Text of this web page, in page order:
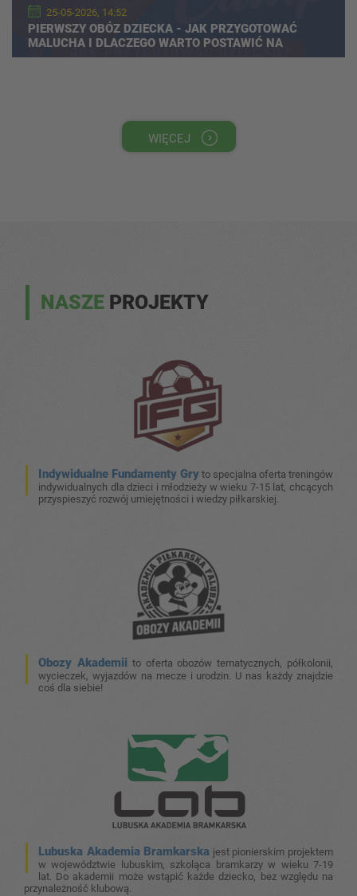
25-05-2026, 14:52
PIERWSZY OBÓZ DZIECKA - JAK PRZYGOTOWAĆ
MALUCHA I DLACZEGO WARTO POSTAWIĆ NA
WYJAZD SPORTOWY?
WIĘCEJ
NASZE PROJEKTY
Indywidualne Fundamenty Gry to specjalna oferta treningów
indywidualnych dla dzieci i młodzieży w wieku 7-15 lat, chcących
przyspieszyć rozwój umiejętności i wiedzy piłkarskiej.
Obozy Akademii to oferta obozów tematycznych, półkolonii,
wycieczek, wyjazdów na mecze i urodzin. U nas każdy znajdzie
coś dla siebie!
Lubuska Akademia Bramkarska jest pionierskim projektem
w województwie lubuskim, szkoląca bramkarzy w wieku 7-19
lat. Do akademii może wstąpić każde dziecko, bez względu na
przynależność klubową.